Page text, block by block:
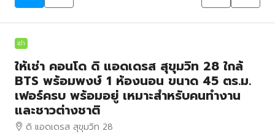
เช่า
ให้เช่า คอนโด ดิ แอดเดรส สุขุมวิท 28 ใกล้
BTS พร้อมพงษ์ 1 ห้องนอน ขนาด 45 ตร.ม.
เฟอร์ครบ พร้อมอยู่ เหมาะสำหรับคนทำงาน
และชาวต่างชาติ
ดิ แอดเดรส สุขุมวิท 28